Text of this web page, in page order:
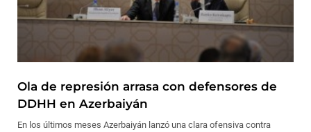
Ola de represión arrasa con defensores de
DDHH en Azerbaiyán
En los últimos meses Azerbaiyán lanzó una clara ofensiva contra